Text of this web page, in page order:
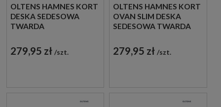
OLTENS HAMNES KORT
DESKA SEDESOWA
TWARDA
BIAŁYM KOLORZE
45113000
279,95 zł szt.
OLTENS HAMNES KORT
OVAN SLIM DESKA
SEDESOWA TWARDA
BIAŁA 45111000
279,95 zł szt.